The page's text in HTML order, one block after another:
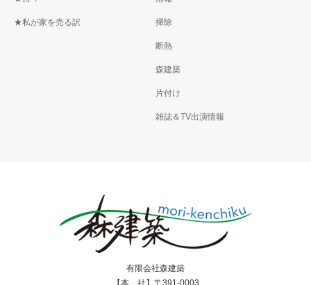
★私が家を売る訳 掃除
断熱
森建築
片付け
雑誌＆TV出演情報
有限会社森建築
【本 社】〒391-0003